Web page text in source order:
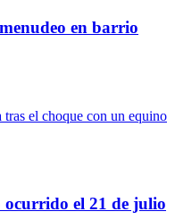
en barrio
el 21 de julio